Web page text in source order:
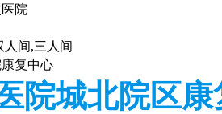
院
人间,三人间
复中心
院城北院区